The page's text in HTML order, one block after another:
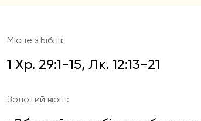
Місце з Біблії:
1 Хр. 29:1-15, Лк. 12:13-21
Золотий вірш: